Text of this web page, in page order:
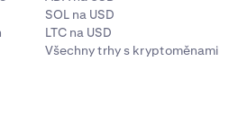
SOL na USD
LTC na USD
Všechny trhy s kryptoměnami